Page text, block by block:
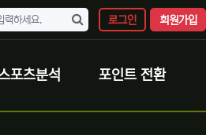
로그인 회원가입
포츠분석 포인트 전환